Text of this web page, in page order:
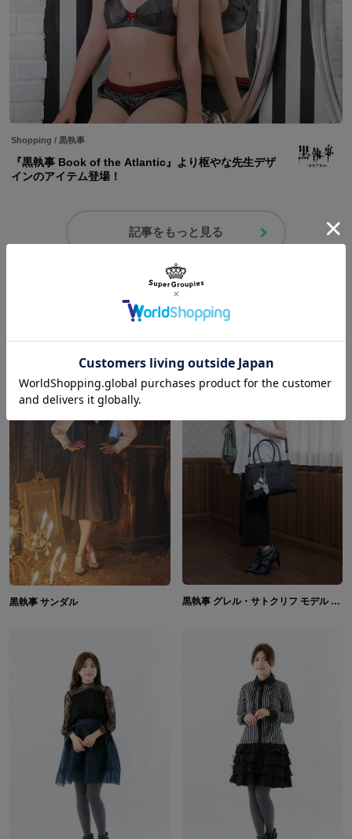
Shopping / 黒執事
『黒執事 Book of the Atlantic』より枢やな先生デザ
インのアイテム登場！
記事をもっと見る
コーディネートを見る
黒執事 サンダル 黒執事 グレル・サトクリフ モデル ウィリアム・T・スピアーズ モデル ロナルド・ノックス モデル バッグ